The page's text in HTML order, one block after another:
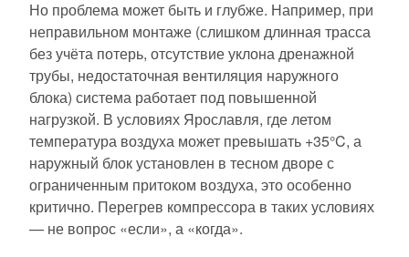
Но проблема может быть и глубже. Например, при
неправильном монтаже (слишком длинная трасса
без учёта потерь, отсутствие уклона дренажной
трубы, недостаточная вентиляция наружного
блока) система работает под повышенной
нагрузкой. В условиях Ярославля, где летом
температура воздуха может превышать +35°C, а
наружный блок установлен в тесном дворе с
ограниченным притоком воздуха, это особенно
критично. Перегрев компрессора в таких условиях
— не вопрос «если», а «когда».